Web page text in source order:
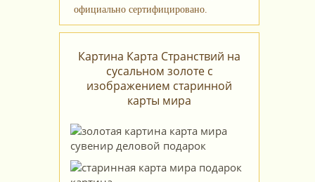
официально сертифицировано.
Картина Карта Странствий на
сусальном золоте с
изображением старинной
карты мира